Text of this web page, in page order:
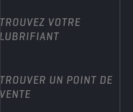
TROUVEZ VOTRE
LUBRIFIANT
TROUVER UN POINT DE
VENTE